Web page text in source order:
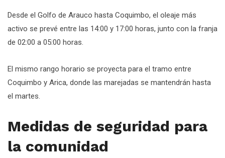
Desde el Golfo de Arauco hasta Coquimbo, el oleaje más
activo se prevé entre las 14:00 y 17:00 horas, junto con la franja
de 02:00 a 05:00 horas.
El mismo rango horario se proyecta para el tramo entre
Coquimbo y Arica, donde las marejadas se mantendrán hasta
el martes.
Medidas de seguridad para
la comunidad